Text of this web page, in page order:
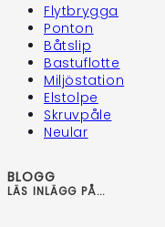
Flytbrygga
Ponton
Båtslip
Bastuflotte
Miljöstation
Elstolpe
Skruvpåle
Neular
BLOGG
LÄS INLÄGG PÅ...